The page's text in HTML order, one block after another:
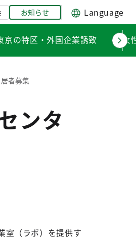
お知らせ Language
京の特区・外国企業誘致 女
者募集
ンタ
室（ラボ）を提供す